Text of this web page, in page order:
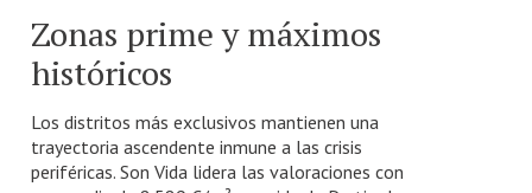
Zonas prime y máximos
históricos
Los distritos más exclusivos mantienen una
trayectoria ascendente inmune a las crisis
periféricas. Son Vida lidera las valoraciones con